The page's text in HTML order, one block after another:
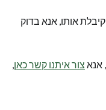
אותו, אנא בדוק
אנא צור איתנו קשר כאן,